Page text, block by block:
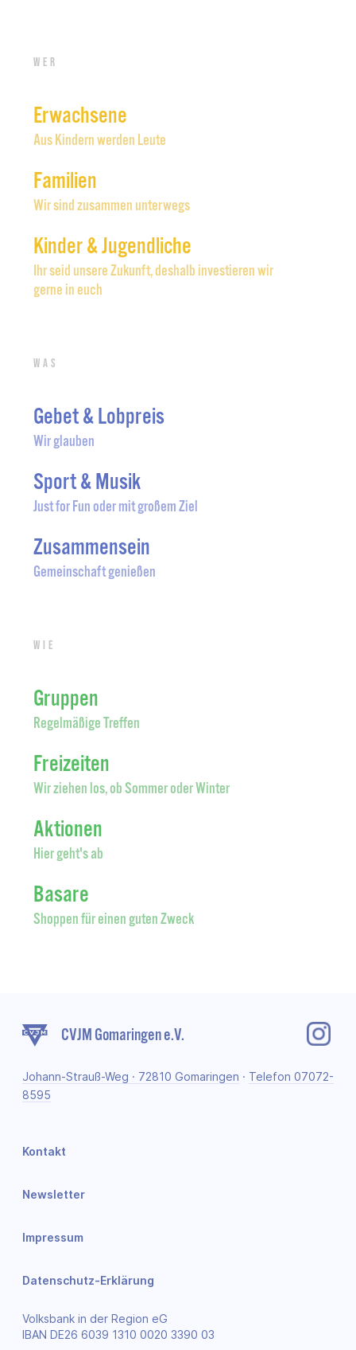
Wer
Erwachsene
Aus Kindern werden Leute
Familien
Wir sind zusammen unterwegs
Kinder & Jugendliche
Ihr seid unsere Zukunft, deshalb investieren wir
gerne in euch
Was
Gebet & Lobpreis
Wir glauben
Sport & Musik
Just for Fun oder mit großem Ziel
Zusammensein
Gemeinschaft genießen
Wie
Gruppen
Regelmäßige Treffen
Freizeiten
Wir ziehen los, ob Sommer oder Winter
Aktionen
Hier geht's ab
Basare
Shoppen für einen guten Zweck
CVJM Gomaringen e.V.
Johann-Strauß-Weg · 72810 Gomaringen · Telefon 07072-
8595
Volksbank in der Region eG
IBAN DE26 6039 1310 0020 3390 03
Kontakt
Newsletter
Impressum
Datenschutz-Erklärung